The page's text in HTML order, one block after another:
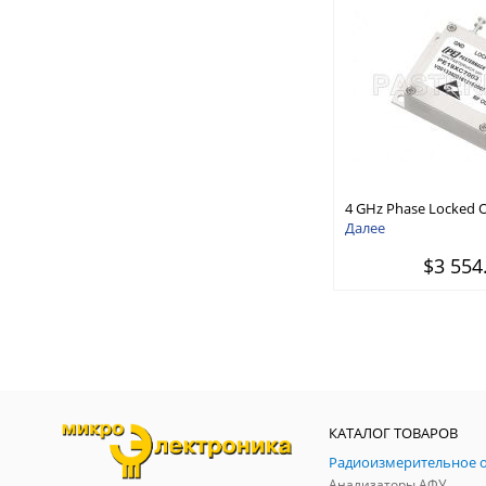
4 GHz Phase Locked
MHz External Ref.,
Далее
$3
КАТАЛОГ ТОВАРОВ